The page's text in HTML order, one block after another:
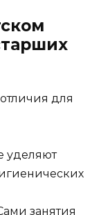
для
уделяют
занятия